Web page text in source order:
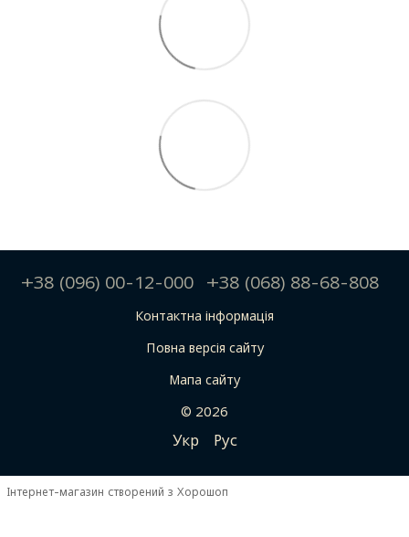
+38 (096) 00-12-000 +38 (068) 88-68-808
Контактна інформація
Повна версія сайту
Мапа сайту
© 2026
Укр Рус
Інтернет-магазин створений з Хорошоп